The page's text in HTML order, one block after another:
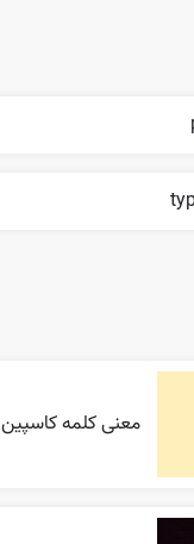
معنی کلمه کاسپین